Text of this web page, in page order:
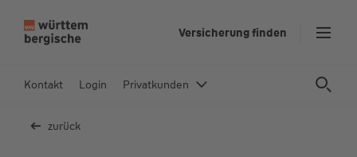
In
Versicherung finden
Kontakt Login Privatkunden
zurück